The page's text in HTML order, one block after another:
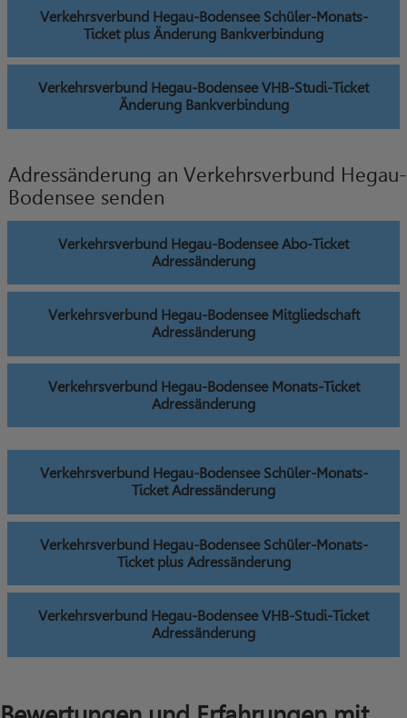
Verkehrsverbund Hegau-Bodensee Schüler-Monats-
Ticket plus Änderung Bankverbindung
Verkehrsverbund Hegau-Bodensee VHB-Studi-Ticket
Änderung Bankverbindung
Adressänderung an Verkehrsverbund Hegau-
Bodensee senden
Verkehrsverbund Hegau-Bodensee Abo-Ticket
Adressänderung
Verkehrsverbund Hegau-Bodensee Mitgliedschaft
Adressänderung
Verkehrsverbund Hegau-Bodensee Monats-Ticket
Adressänderung
Verkehrsverbund Hegau-Bodensee Schüler-Monats-
Ticket Adressänderung
Verkehrsverbund Hegau-Bodensee Schüler-Monats-
Ticket plus Adressänderung
Verkehrsverbund Hegau-Bodensee VHB-Studi-Ticket
Adressänderung